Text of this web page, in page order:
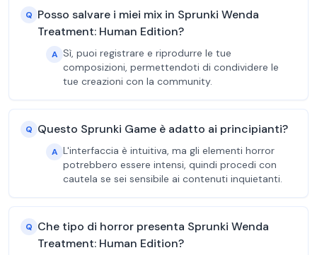
Q Posso salvare i miei mix in Sprunki Wenda
Treatment: Human Edition?
A Sì, puoi registrare e riprodurre le tue
composizioni, permettendoti di condividere le
tue creazioni con la community.
Q Questo Sprunki Game è adatto ai principianti?
A L'interfaccia è intuitiva, ma gli elementi horror
potrebbero essere intensi, quindi procedi con
cautela se sei sensibile ai contenuti inquietanti.
Q Che tipo di horror presenta Sprunki Wenda
Treatment: Human Edition?